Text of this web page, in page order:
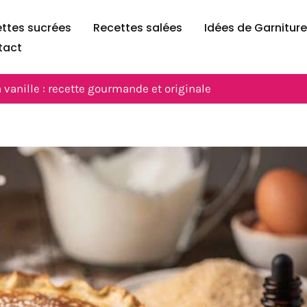
sucrées Recettes salées Idées de
vanille : recette gourmande et originale